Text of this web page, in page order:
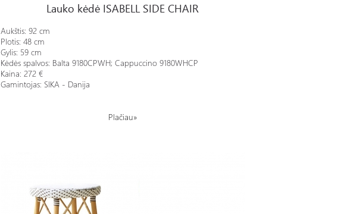
Lauko kėdė ISABELL SIDE CHAIR
Aukštis: 92 cm
Plotis: 48 cm
Gylis: 59 cm
Kėdės spalvos: Balta 9180CPWH; Cappuccino 9180WHCP
Kaina: 272 €
Gamintojas: SIKA - Danija
Plačiau»